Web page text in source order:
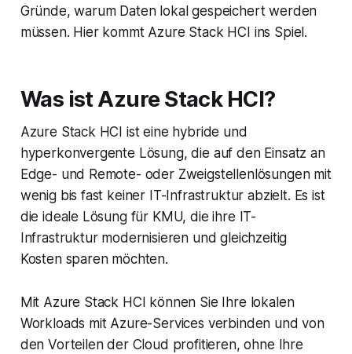
Gründe, warum Daten lokal gespeichert werden
müssen. Hier kommt Azure Stack HCI ins Spiel.
Was ist Azure Stack HCI?
Azure Stack HCI ist eine hybride und
hyperkonvergente Lösung, die auf den Einsatz an
Edge- und Remote- oder Zweigstellenlösungen mit
wenig bis fast keiner IT-Infrastruktur abzielt. Es ist
die ideale Lösung für KMU, die ihre IT-
Infrastruktur modernisieren und gleichzeitig
Kosten sparen möchten.
Mit Azure Stack HCI können Sie Ihre lokalen
Workloads mit Azure-Services verbinden und von
den Vorteilen der Cloud profitieren, ohne Ihre